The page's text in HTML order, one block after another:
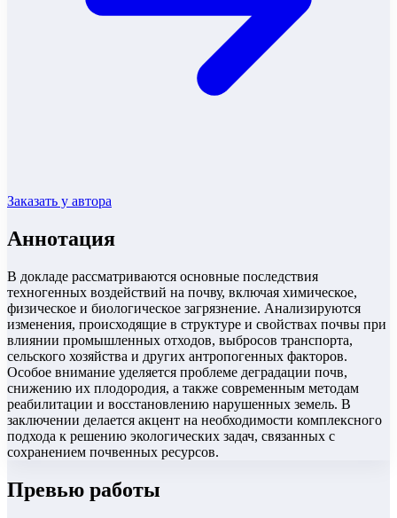
Заказать у автора
Аннотация
В докладе рассматриваются основные последствия
техногенных воздействий на почву, включая химическое,
физическое и биологическое загрязнение. Анализируются
изменения, происходящие в структуре и свойствах почвы при
влиянии промышленных отходов, выбросов транспорта,
сельского хозяйства и других антропогенных факторов.
Особое внимание уделяется проблеме деградации почв,
снижению их плодородия, а также современным методам
реабилитации и восстановлению нарушенных земель. В
заключении делается акцент на необходимости комплексного
подхода к решению экологических задач, связанных с
сохранением почвенных ресурсов.
Превью работы